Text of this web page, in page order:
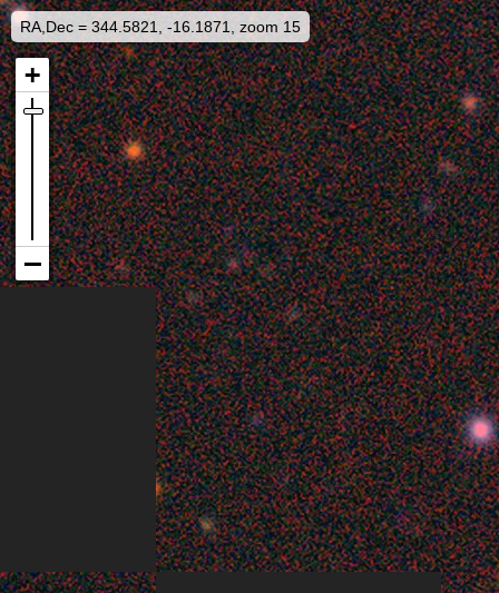
RA,Dec = 344.5821, -16.1871, zoom 15